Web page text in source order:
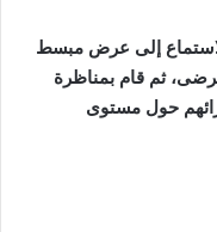
إلى عرض مبسط
ثم قام بمناظرة
حول مستوى